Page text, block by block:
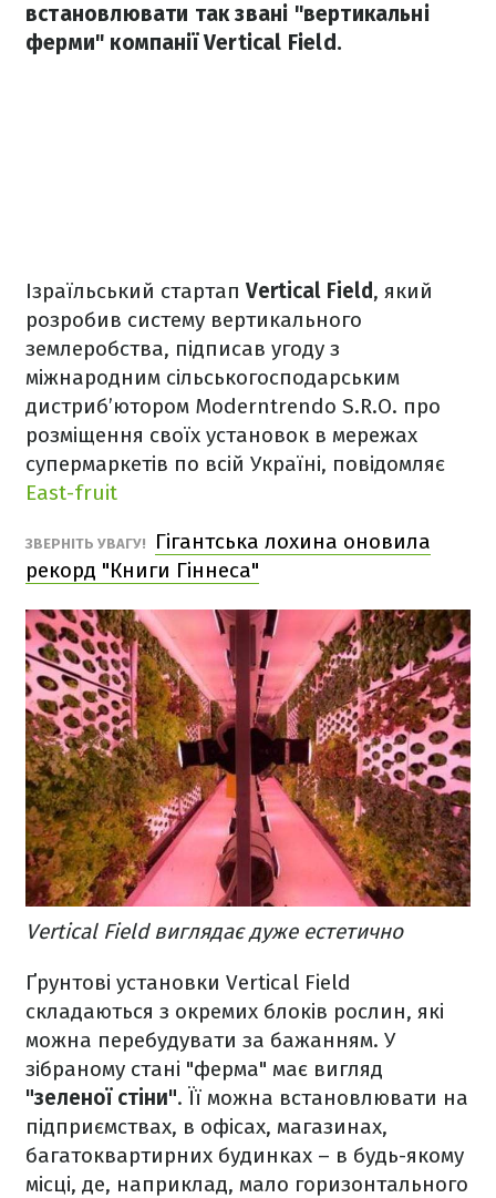
встановлювати так звані "вертикальні
ферми" компанії Vertical Field.
Ізраїльський стартап Vertical Field, який
розробив систему вертикального
землеробства, підписав угоду з
міжнародним сільськогосподарським
дистриб’ютором Moderntrendo S.R.O. про
розміщення своїх установок в мережах
супермаркетів по всій Україні, повідомляє
Еast-fruit
ЗВЕРНІТЬ УВАГУ!
Гігантська лохина оновила
рекорд "Книги Гіннеса"
Vertical Field виглядає дуже естетично
Ґрунтові установки Vertical Field
складаються з окремих блоків рослин, які
можна перебудувати за бажанням. У
зібраному стані "ферма" має вигляд
"зеленої стіни". Її можна встановлювати на
підприємствах, в офісах, магазинах,
багатоквартирних будинках – в будь-якому
місці, де, наприклад, мало горизонтального